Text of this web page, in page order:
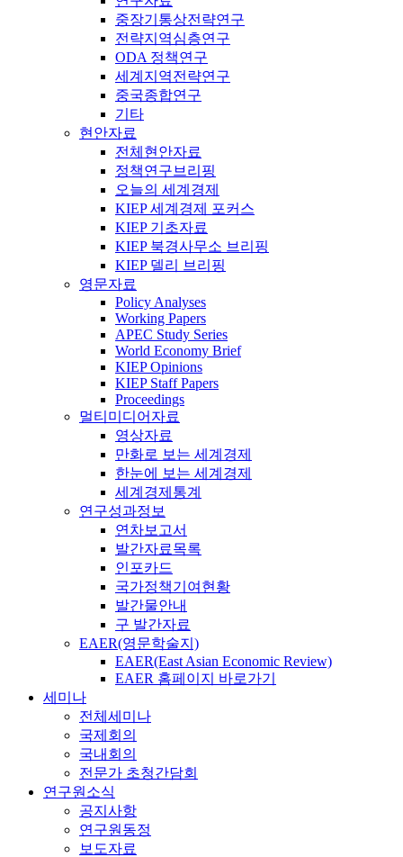
중장기통상전략연구
전략지역심층연구
ODA 정책연구
세계지역전략연구
중국종합연구
기타
현안자료
전체현안자료
정책연구브리핑
오늘의 세계경제
KIEP 세계경제 포커스
KIEP 기초자료
KIEP 북경사무소 브리핑
KIEP 델리 브리핑
영문자료
Policy Analyses
Working Papers
APEC Study Series
World Economy Brief
KIEP Opinions
KIEP Staff Papers
Proceedings
멀티미디어자료
영상자료
만화로 보는 세계경제
한눈에 보는 세계경제
세계경제통계
연구성과정보
연차보고서
발간자료목록
인포카드
국가정책기여현황
발간물안내
구 발간자료
EAER(영문학술지)
EAER(East Asian Economic Review)
EAER 홈페이지 바로가기
세미나
전체세미나
국제회의
국내회의
전문가 초청간담회
연구원소식
공지사항
연구원동정
보도자료